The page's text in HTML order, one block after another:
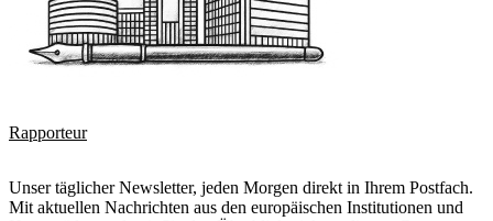
Rapporteur
Unser täglicher Newsletter, jeden Morgen direkt in Ihrem Postfach.
Mit aktuellen Nachrichten aus den europäischen Institutionen und